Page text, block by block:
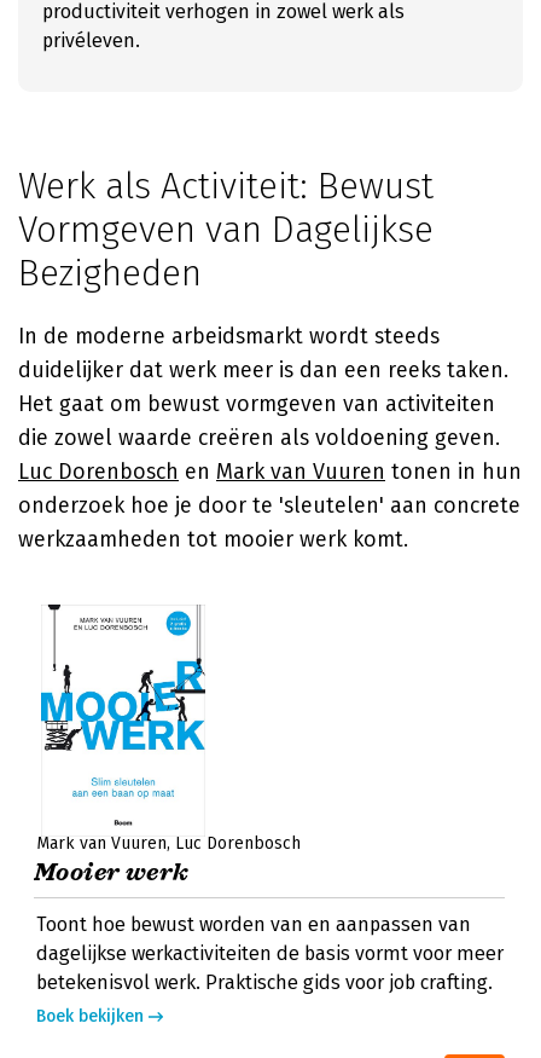
productiviteit verhogen in zowel werk als
privéleven.
Werk als Activiteit: Bewust
Vormgeven van Dagelijkse
Bezigheden
In de moderne arbeidsmarkt wordt steeds
duidelijker dat werk meer is dan een reeks taken.
Het gaat om bewust vormgeven van activiteiten
die zowel waarde creëren als voldoening geven.
Luc Dorenbosch en Mark van Vuuren tonen in hun
onderzoek hoe je door te 'sleutelen' aan concrete
werkzaamheden tot mooier werk komt.
Mark van Vuuren Luc Dorenbosch
Mooier werk
Toont hoe bewust worden van en aanpassen van
dagelijkse werkactiviteiten de basis vormt voor meer
betekenisvol werk. Praktische gids voor job crafting.
Boek bekijken